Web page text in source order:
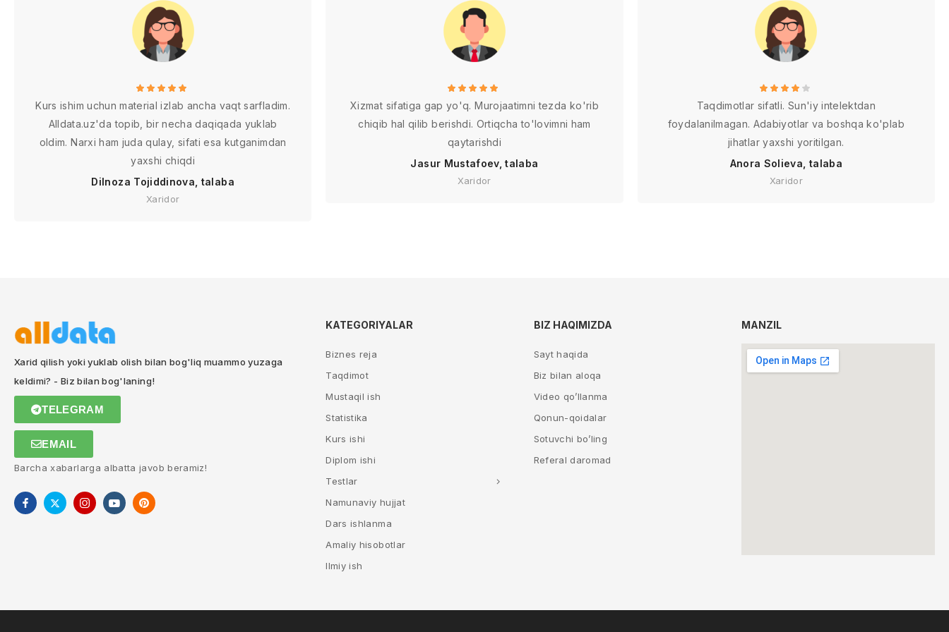
Kurs ishim uchun material izlab ancha vaqt sarfladim.
Alldata.uz'da topib, bir necha daqiqada yuklab
oldim. Narxi ham juda qulay, sifati esa kutganimdan
yaxshi chiqdi
Dilnoza Tojiddinova, talaba
Xaridor
Xizmat sifatiga gap yo'q. Murojaatimni tezda ko'rib
chiqib hal qilib berishdi. Ortiqcha to'lovimni ham
qaytarishdi
Jasur Mustafoev, talaba
Xaridor
Taqdimotlar sifatli. Sun'iy intelektdan
foydalanilmagan. Adabiyotlar va boshqa ko'plab
jihatlar yaxshi yoritilgan.
Anora Solieva, talaba
Xaridor
Xarid qilish yoki yuklab olish bilan bog'liq muammo yuzaga
keldimi? - Biz bilan bog'laning!
TELEGRAM
EMAIL
Barcha xabarlarga albatta javob beramiz!
KATEGORIYALAR
Biznes reja
Taqdimot
Mustaqil ish
Statistika
Kurs ishi
Diplom ishi
Testlar
Namunaviy hujjat
Dars ishlanma
Amaliy hisobotlar
Ilmiy ish
BIZ HAQIMIZDA
Sayt haqida
Biz bilan aloqa
Video qo’llanma
Qonun-qoidalar
Sotuvchi bo’ling
Referal daromad
MANZIL